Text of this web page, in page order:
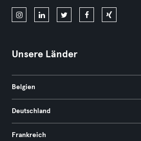
Unsere Länder
Belgien
Deutschland
Frankreich